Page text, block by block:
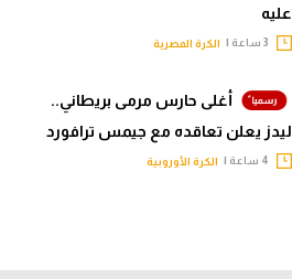
عليه
الكرة المصرية
أغلى حارس مرمى بريطاني..
ليدز يعلن تعاقده مع جيمس ترافورد
الكرة الأوروبية